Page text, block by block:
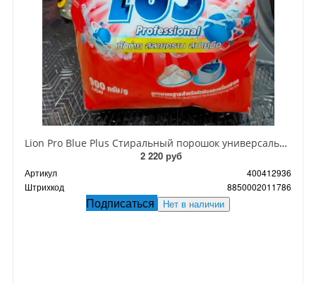
Lion Pro Blue Plus Стиральный порошок универсальный 900 гр в мягкой упаковке
2 220 руб
Артикул
400412936
Штрихкод
8850002011786
Подписаться Нет в наличии